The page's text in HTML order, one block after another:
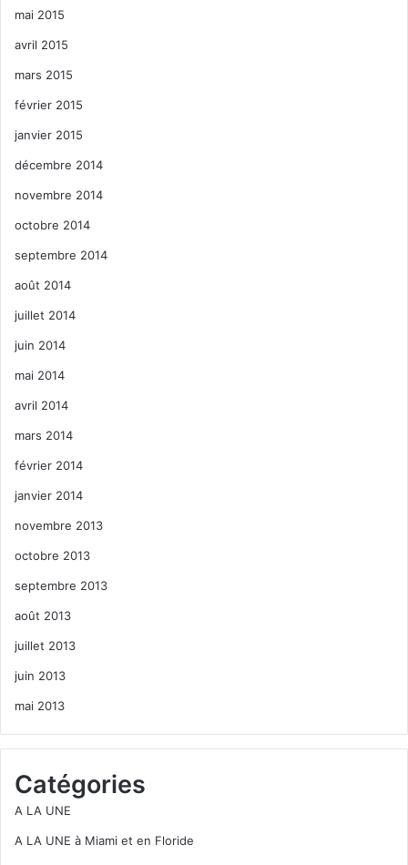
mai 2015
avril 2015
mars 2015
février 2015
janvier 2015
décembre 2014
novembre 2014
octobre 2014
septembre 2014
août 2014
juillet 2014
juin 2014
mai 2014
avril 2014
mars 2014
février 2014
janvier 2014
novembre 2013
octobre 2013
septembre 2013
août 2013
juillet 2013
juin 2013
mai 2013
Catégories
A LA UNE
A LA UNE à Miami et en Floride